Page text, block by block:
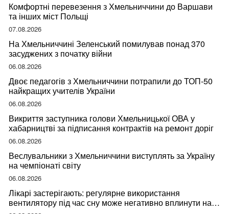
Комфортні перевезення з Хмельниччини до Варшави
та інших міст Польщі
07.08.2026
На Хмельниччині Зеленський помилував понад 370
засуджених з початку війни
06.08.2026
Двоє педагогів з Хмельниччини потрапили до ТОП-50
найкращих учителів України
06.08.2026
Викриття заступника голови Хмельницької ОВА у
хабарництві за підписання контрактів на ремонт доріг
06.08.2026
Веслувальники з Хмельниччини виступлять за Україну
на чемпіонаті світу
06.08.2026
Лікарі застерігають: регулярне використання
вентилятору під час сну може негативно вплинути на